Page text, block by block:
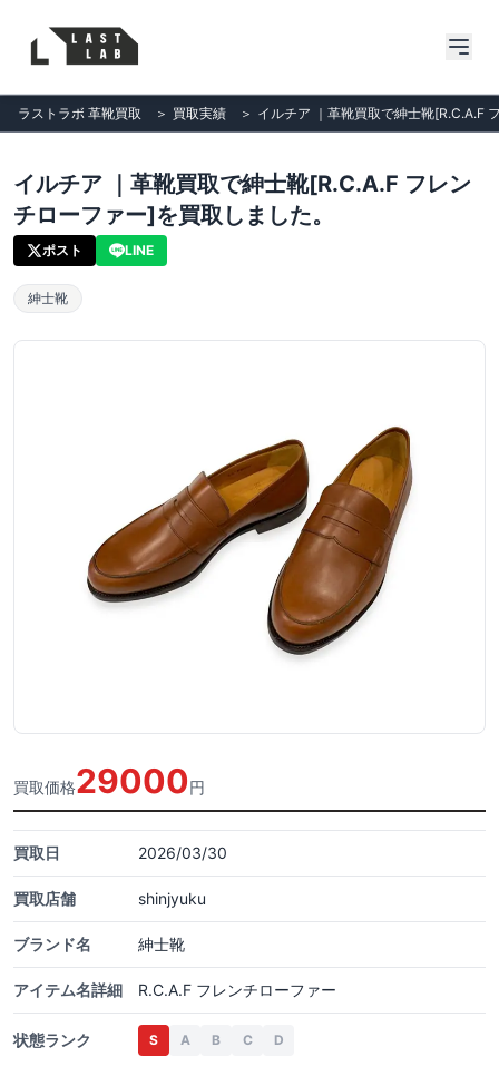
ラストラボ 革靴買取 ＞ 買取実績 ＞ イルチア ｜革靴買取で紳士靴[R.C.A.F
イルチア ｜革靴買取で紳士靴[R.C.A.F フレン
チローファー]を買取しました。
ポスト LINE
紳士靴
買取価格29000円
買取日 2026/03/30
買取店舗 shinjyuku
ブランド名 紳士靴
アイテム名詳細 R.C.A.F フレンチローファー
状態ランク S A B C D